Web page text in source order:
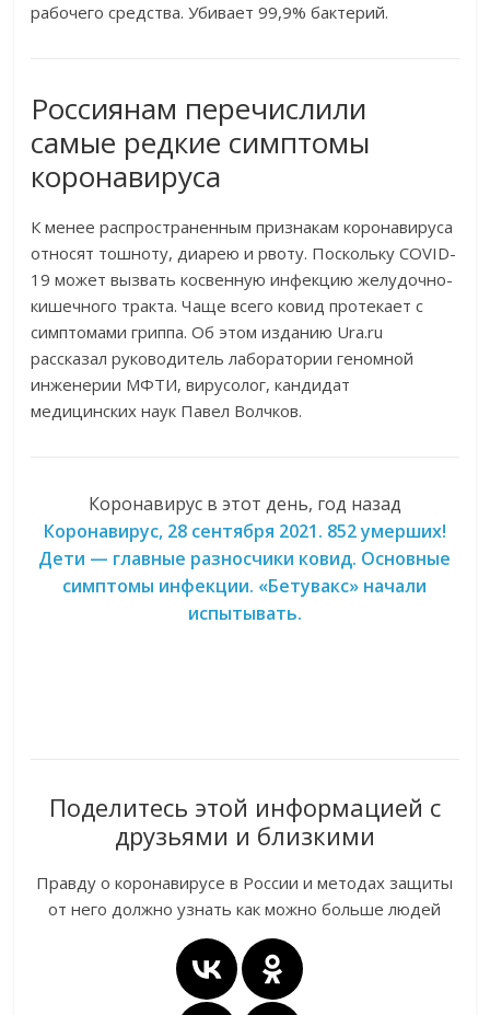
рабочего средства. Убивает 99,9% бактерий.
Россиянам перечислили
самые редкие симптомы
коронавируса
К менее распространенным признакам коронавируса
относят тошноту, диарею и рвоту. Поскольку COVID-
19 может вызвать косвенную инфекцию желудочно-
кишечного тракта. Чаще всего ковид протекает с
симптомами гриппа. Об этом изданию Ura.ru
рассказал руководитель лаборатории геномной
инженерии МФТИ, вирусолог, кандидат
медицинских наук Павел Волчков.
Коронавирус в этот день, год назад
Коронавирус, 28 сентября 2021. 852 умерших!
Дети — главные разносчики ковид. Основные
симптомы инфекции. «Бетувакс» начали
испытывать.
Поделитесь этой информацией с
друзьями и близкими
Правду о коронавирусе в России и методах защиты
от него должно узнать как можно больше людей